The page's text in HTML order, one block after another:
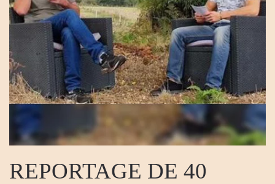
REPORTAGE DE 40